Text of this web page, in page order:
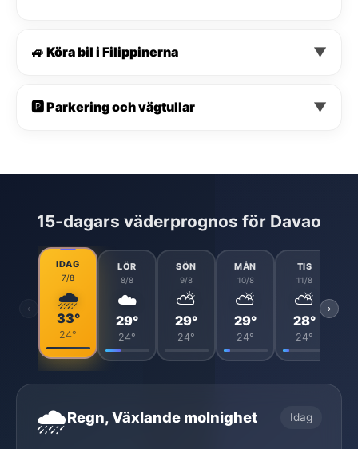
🚙 Köra bil i Filippinerna ▼
🅿️ Parkering och vägtullar ▼
15-dagars väderprognos för Davao
‹
IDAG
7/8
🌧️
33°
24°
LÖR
8/8
☁️
29°
24°
SÖN
9/8
⛅
29°
24°
MÅN
10/8
⛅
29°
24°
TIS
11/8
⛅
28°
24°
›
🌧️Regn, Växlande molnighet Idag